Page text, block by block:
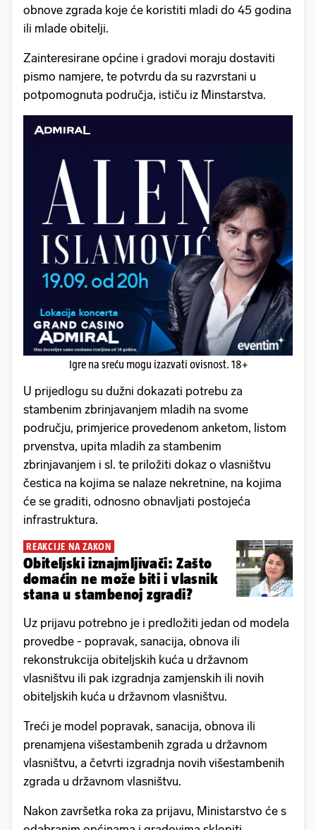
obnove zgrada koje će koristiti mladi do 45 godina
ili mlade obitelji.
Zainteresirane općine i gradovi moraju dostaviti
pismo namjere, te potvrdu da su razvrstani u
potpomognuta područja, ističu iz Minstarstva.
Igre na sreću mogu izazvati ovisnost. 18+
U prijedlogu su dužni dokazati potrebu za
stambenim zbrinjavanjem mladih na svome
području, primjerice provedenom anketom, listom
prvenstva, upita mladih za stambenim
zbrinjavanjem i sl. te priložiti dokaz o vlasništvu
čestica na kojima se nalaze nekretnine, na kojima
će se graditi, odnosno obnavljati postojeća
infrastruktura.
REAKCIJE NA ZAKON
Obiteljski iznajmljivači: Zašto
domaćin ne može biti i vlasnik
stana u stambenoj zgradi?
Uz prijavu potrebno je i predložiti jedan od modela
provedbe - popravak, sanacija, obnova ili
rekonstrukcija obiteljskih kuća u državnom
vlasništvu ili pak izgradnja zamjenskih ili novih
obiteljskih kuća u državnom vlasništvu.
Treći je model popravak, sanacija, obnova ili
prenamjena višestambenih zgrada u državnom
vlasništvu, a četvrti izgradnja novih višestambenih
zgrada u državnom vlasništvu.
Nakon završetka roka za prijavu, Ministarstvo će s